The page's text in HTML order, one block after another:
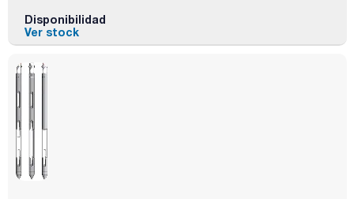
Disponibilidad
Ver stock